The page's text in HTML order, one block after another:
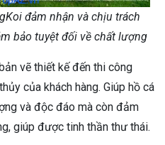
đảm nhận và chịu trách
bảo tuyệt đối về chất lượng
vẽ thiết kế đến thi công
của khách hàng. Giúp hồ cá
và độc đáo mà còn đảm
giúp được tinh thần thư thái.